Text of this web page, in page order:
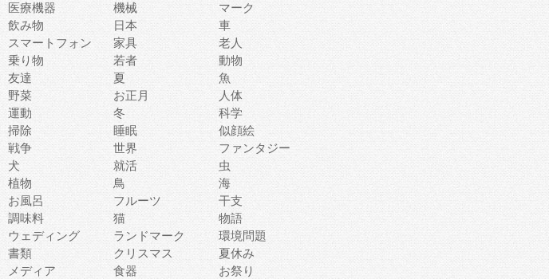
医療機器 機械
マーク
飲み物 日本
車
スマートフォン 家具
老人
乗り物 若者
動物
友達 夏
魚
野菜 お正月
人体
運動 冬
科学
掃除 睡眠
似顔絵
戦争 世界
ファンタジー
犬 就活
虫
植物 鳥
海
お風呂 フルーツ
干支
調味料 猫
物語
ウェディング ランドマーク
環境問題
書類 クリスマス
夏休み
メディア 食器 お祭り